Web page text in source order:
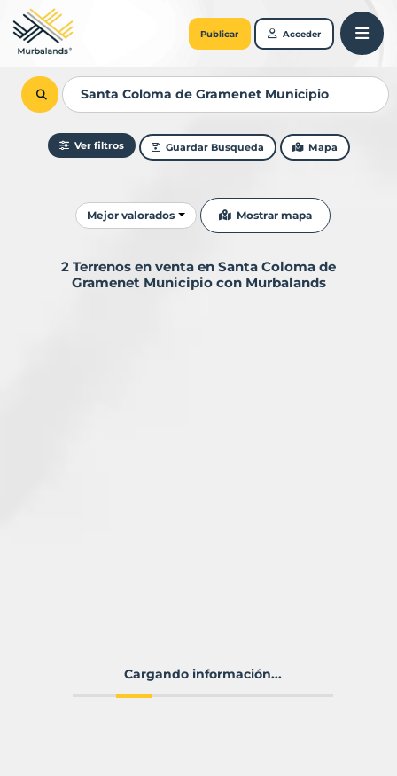
Publicar Acceder
Ver filtros Guardar Busqueda Mapa
Ordenar resultados
Mejor valorados Mostrar mapa
2 Terrenos en venta en Santa Coloma de
Gramenet Municipio con Murbalands
Cargando información...